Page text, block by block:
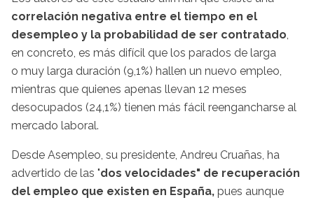
correlación negativa entre el tiempo en el
desempleo y la probabilidad de ser contratado,
en concreto, es más difícil que los parados de larga
o muy larga duración (9,1%) hallen un nuevo empleo,
mientras que quienes apenas llevan 12 meses
desocupados (24,1%) tienen más fácil reengancharse al
mercado laboral.
Desde Asempleo, su presidente, Andreu Cruañas, ha
advertido de las "dos velocidades" de recuperación
del empleo que existen en España, pues aunque